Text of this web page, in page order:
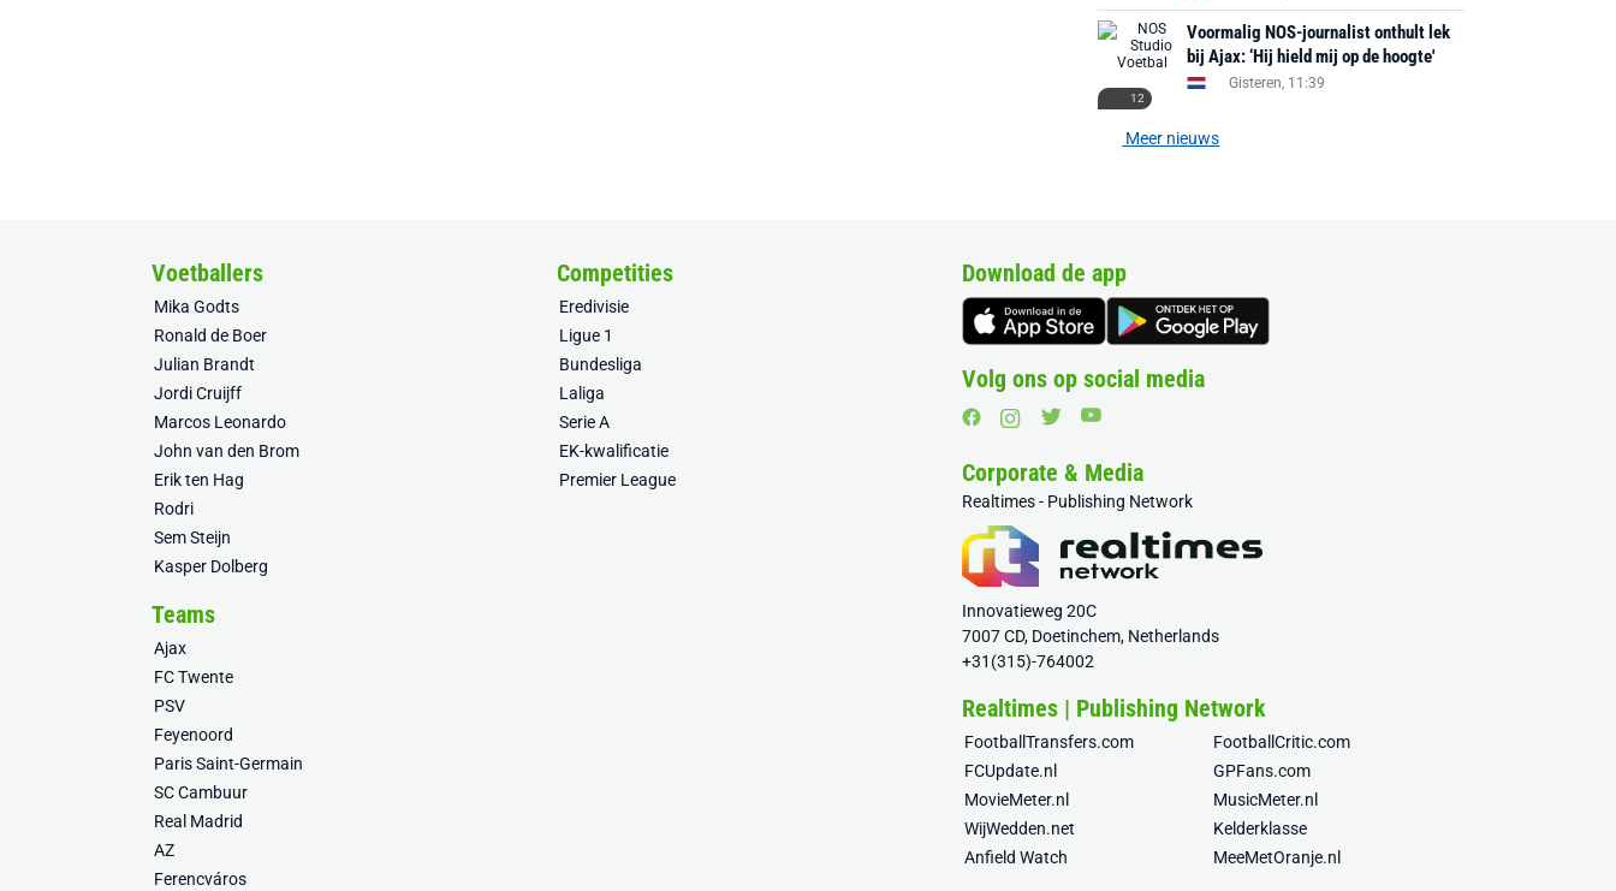
12
Voormalig NOS-journalist onthult lek
bij Ajax: ‘Hij hield mij op de hoogte'
Gisteren, 11:39
Meer nieuws
Voetballers
Mika Godts
Ronald de Boer
Julian Brandt
Jordi Cruijff
Marcos Leonardo
John van den Brom
Erik ten Hag
Rodri
Sem Steijn
Kasper Dolberg
Competities
Eredivisie
Ligue 1
Bundesliga
Laliga
Serie A
EK-kwalificatie
Premier League
Teams
Ajax
FC Twente
PSV
Feyenoord
Paris Saint-Germain
SC Cambuur
Real Madrid
AZ
Ferencváros
Download de app
Volg ons op social media
Corporate & Media
Realtimes - Publishing Network
Innovatieweg 20C
7007 CD, Doetinchem, Netherlands
+31(315)-764002
Realtimes | Publishing Network
FootballTransfers.com
FootballCritic.com
FCUpdate.nl
GPFans.com
MovieMeter.nl
MusicMeter.nl
WijWedden.net
Kelderklasse
Anfield Watch
MeeMetOranje.nl